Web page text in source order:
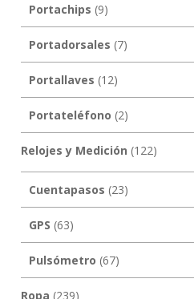
Portachips (9)
Portadorsales (7)
Portallaves (12)
Portateléfono (2)
Relojes y Medición (122)
Cuentapasos (23)
GPS (63)
Pulsómetro (67)
Ropa (239)